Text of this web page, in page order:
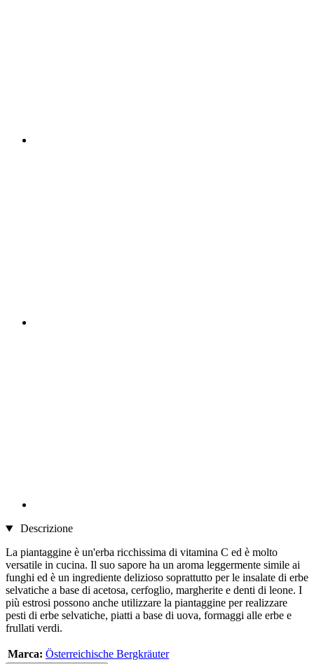
Descrizione
La piantaggine è un'erba ricchissima di vitamina C ed è molto
versatile in cucina. Il suo sapore ha un aroma leggermente simile ai
funghi ed è un ingrediente delizioso soprattutto per le insalate di erbe
selvatiche a base di acetosa, cerfoglio, margherite e denti di leone. I
più estrosi possono anche utilizzare la piantaggine per realizzare
pesti di erbe selvatiche, piatti a base di uova, formaggi alle erbe e
frullati verdi.
Marca: Österreichische Bergkräuter